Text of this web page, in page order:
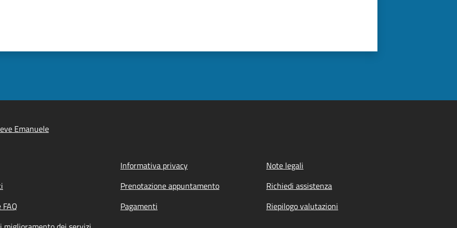
Emanuele
Informativa privacy
Note legali
Prenotazione appuntamento
Richiedi assistenza
Pagamenti
Riepilogo valutazioni